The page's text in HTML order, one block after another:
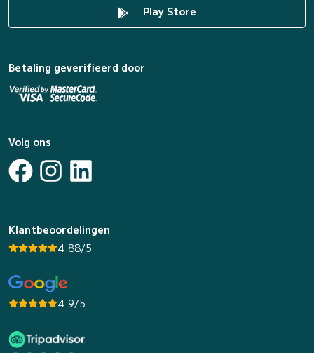
Play Store
Betaling geverifieerd door
Volg ons
Klantbeoordelingen
4.88/5
4.9/5